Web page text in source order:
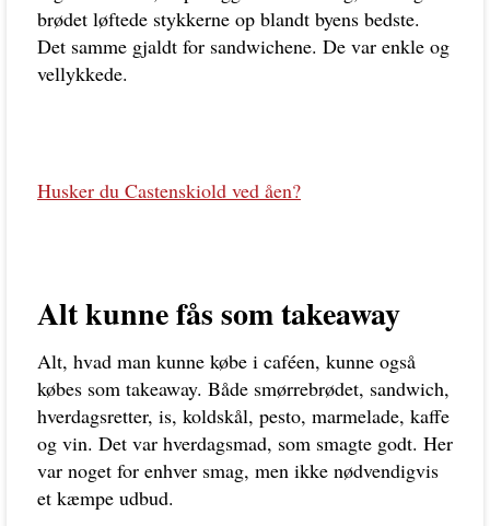
brødet løftede stykkerne op blandt byens bedste.
Det samme gjaldt for sandwichene. De var enkle og
vellykkede.
Husker du Castenskiold ved åen?
Alt kunne fås som takeaway
Alt, hvad man kunne købe i caféen, kunne også
købes som takeaway. Både smørrebrødet, sandwich,
hverdagsretter, is, koldskål, pesto, marmelade, kaffe
og vin. Det var hverdagsmad, som smagte godt. Her
var noget for enhver smag, men ikke nødvendigvis
et kæmpe udbud.